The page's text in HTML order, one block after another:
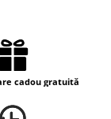
cadou gratuită